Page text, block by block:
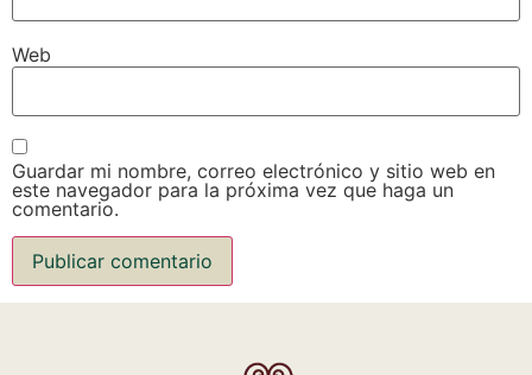
Web
Guardar mi nombre, correo electrónico y sitio web en
este navegador para la próxima vez que haga un
comentario.